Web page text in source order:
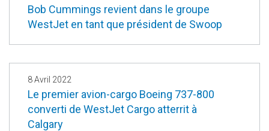
Bob Cummings revient dans le groupe
WestJet en tant que président de Swoop
8 Avril 2022
Le premier avion-cargo Boeing 737-800
converti de WestJet Cargo atterrit à
Calgary